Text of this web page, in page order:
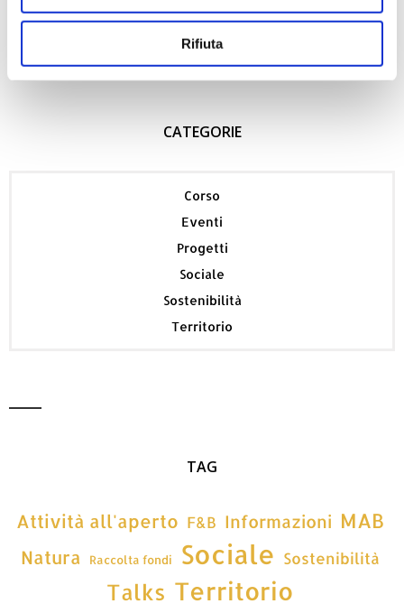
Rifiuta
CATEGORIE
Corso
Eventi
Progetti
Sociale
Sostenibilità
Territorio
TAG
Attività all'aperto F&B Informazioni MAB
Natura Raccolta fondi Sociale Sostenibilità
Talks Territorio